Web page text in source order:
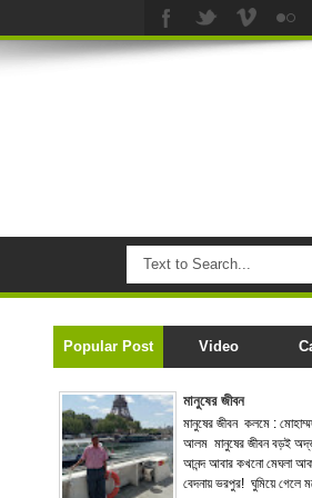
Popular Post Video
মানুষের জীবন
মানুষের জীবন কলমে :
আলম মানুষের জীবন বড়ই
আনন্দ আবার কখনো মেঘলা
বেদনায় ভরপুর! ঘুমিয়ে গেলে